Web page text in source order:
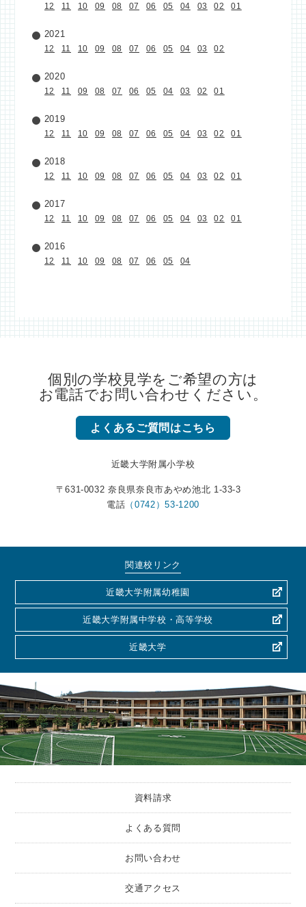
12 11 10 09 08 07 06 05 04 03 02 01
2021
12 11 10 09 08 07 06 05 04 03 02
2020
12 11 09 08 07 06 05 04 03 02 01
2019
12 11 10 09 08 07 06 05 04 03 02 01
2018
12 11 10 09 08 07 06 05 04 03 02 01
2017
12 11 10 09 08 07 06 05 04 03 02 01
2016
12 11 10 09 08 07 06 05 04
個別の学校見学をご希望の方は
お電話でお問い合わせください。
よくあるご質問はこちら
近畿大学附属小学校
〒631-0032 奈良県奈良市あやめ池北 1-33-3
電話 （0742）53-1200
関連校リンク
近畿大学附属幼稚園
近畿大学附属中学校・高等学校
近畿大学
資料請求
よくある質問
お問い合わせ
交通アクセス